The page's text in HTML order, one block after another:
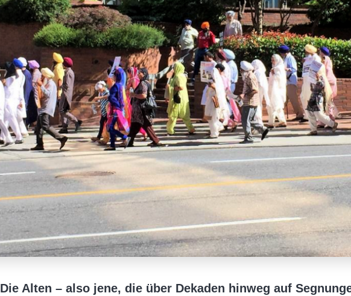
Die Alten – also jene, die über Dekaden hinweg auf